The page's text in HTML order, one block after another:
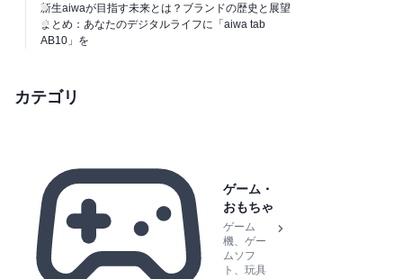
新生aiwaが目指す未来とは？ブランドの歴史と展望
まとめ：あなたのデジタルライフに「aiwa tab
AB10」を
カテゴリ
ゲーム・
おもちゃ
ゲーム
機、ゲー
ムソフ
ト、玩具